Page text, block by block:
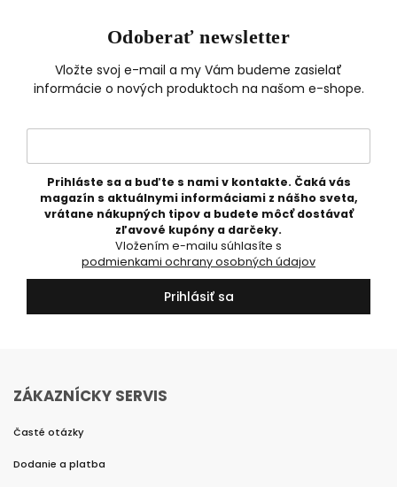
Odoberať newsletter
Vložte svoj e-mail a my Vám budeme zasielať
informácie o nových produktoch na našom e-shope.
Prihláste sa a buďte s nami v kontakte. Čaká vás
magazín s aktuálnymi informáciami z nášho sveta,
vrátane nákupných tipov a budete môcť dostávať
zľavové kupóny a darčeky.
podmienkami ochrany osobných údajov
Prihlásiť sa
ZÁKAZNÍCKY SERVIS
Časté otázky
Dodanie a platba